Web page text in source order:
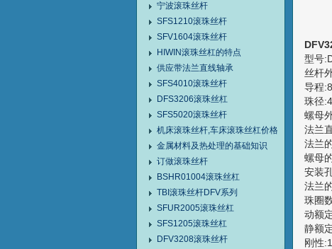
宁波滚珠丝杆
SFS1210滚珠丝杆
SFV1604滚珠丝杆
HIWIN滚珠丝杠的特点
供应带法兰直线轴承
SFS4010滚珠丝杆
DFS3206滚珠丝杠
SFS5020滚珠丝杆
机床滚珠丝杆,车床滚珠丝杠价格
金属材料及热处理的基础知识
订做滚珠丝杆
BSHR01004滚珠丝杠
TBI滚珠丝杆DFV系列
SFUR2005滚珠丝杠
SFS1205滚珠丝杠
DFV3208滚珠丝杆
型号
丝杆
导程:8
珠径
螺母
法兰
法兰
螺母
安装
法兰
珠圈
动额
静额
刚性